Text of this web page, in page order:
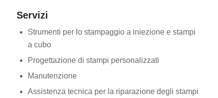
Servizi
Strumenti per lo stampaggio a iniezione e stampi
a cubo
Progettazione di stampi personalizzati
Manutenzione
Assistenza tecnica per la riparazione degli stampi